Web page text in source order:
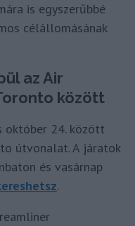
is egyszerűbbé
célállomásának
az Air
között
október 24. között
útvonalat. A járatok
és vasárnap
.